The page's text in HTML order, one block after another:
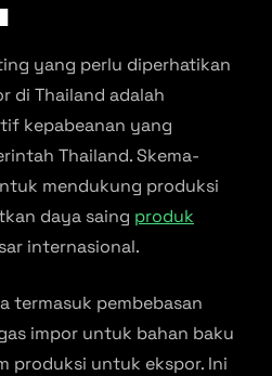
yang perlu diperhatikan
di Thailand adalah
kepabeanan yang
Thailand. Skema-
mendukung produksi
daya saing produk
internasional.
termasuk pembebasan
impor untuk bahan baku
produksi untuk ekspor. Ini